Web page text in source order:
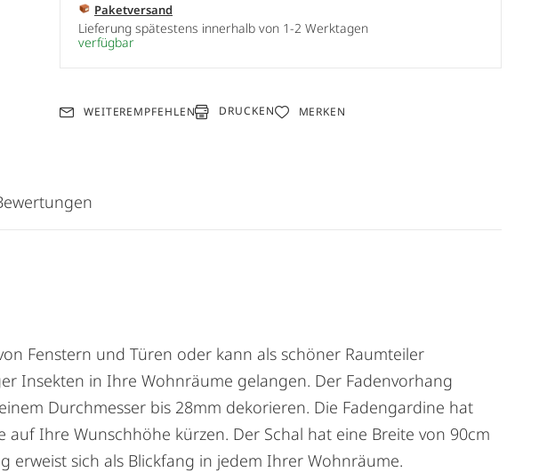
Paketversand
Lieferung spätestens innerhalb von 1-2 Werktagen
verfügbar
WEITEREMPFEHLEN DRUCKEN MERKEN
Fenstern und Türen oder kann als schöner Raumteiler
Insekten in Ihre Wohnräume gelangen. Der Fadenvorhang
Durchmesser bis 28mm dekorieren. Die Fadengardine hat
Ihre Wunschhöhe kürzen. Der Schal hat eine Breite von 90cm
erweist sich als Blickfang in jedem Ihrer Wohnräume.